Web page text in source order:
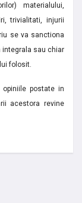
materialului,
trivialitati, injurii
se va sanctiona
integrala sau chiar
folosit.
opiniile postate in
acestora revine